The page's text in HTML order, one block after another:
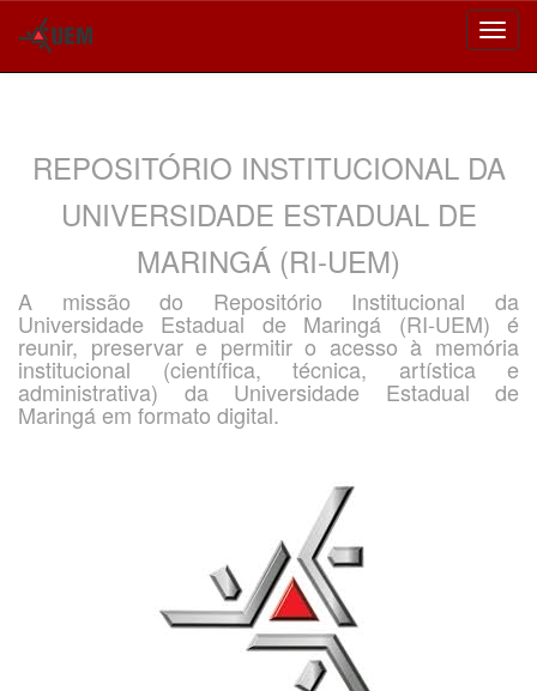
REPOSITÓRIO INSTITUCIONAL DA
UNIVERSIDADE ESTADUAL DE
MARINGÁ (RI-UEM)
A missão do Repositório Institucional da
Universidade Estadual de Maringá (RI-UEM) é
reunir, preservar e permitir o acesso à memória
institucional (científica, técnica, artística e
administrativa) da Universidade Estadual de
Maringá em formato digital.